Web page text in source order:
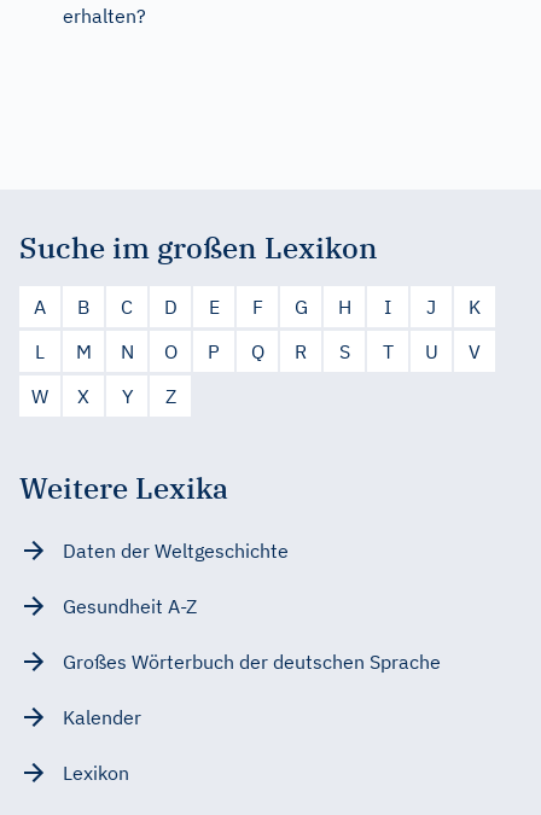
erhalten?
Suche im großen Lexikon
A B C D E F G H I J
K
L
M N O P Q R S T U
V
W
X Y Z
Weitere Lexika
Daten der Weltgeschichte
Gesundheit A-Z
Großes Wörterbuch der deutschen Sprache
Kalender
Lexikon